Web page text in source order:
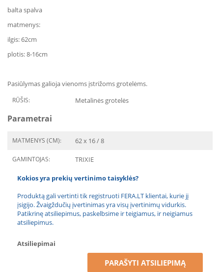
balta spalva
matmenys:
ilgis: 62cm
plotis: 8-16cm
Pasiūlymas galioja vienoms įstrižoms grotelėms.
RŪŠIS: Metalinės grotelės
Parametrai
MATMENYS (CM): 62 x 16 / 8
GAMINTOJAS: TRIXIE
Kokios yra prekių vertinimo taisyklės?
Produktą gali vertinti tik registruoti FERA.LT klientai, kurie jį
įsigijo. Žvaigždučių įvertinimas yra visų įvertinimų vidurkis.
Patikrinę atsiliepimus, paskelbsime ir teigiamus, ir neigiamus
atsiliepimus.
Atsiliepimai
PARAŠYTI ATSILIEPIMĄ